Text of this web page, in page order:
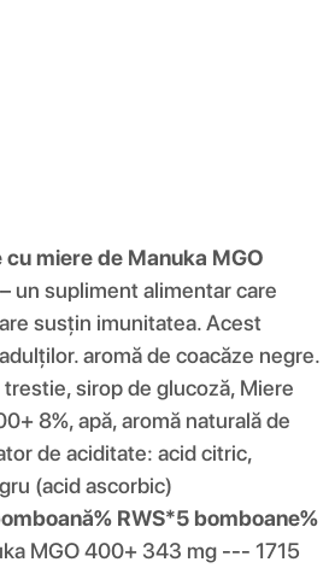
cu miere de Manuka MGO
– un supliment alimentar care
susțin imunitatea. Acest
aromă de coacăze negre.
sirop de glucoză, Miere
8%, apă, aromă naturală de
de aciditate: acid citric,
(acid ascorbic)
% RWS*5 bomboane%
MGO 400+ 343 mg --- 1715